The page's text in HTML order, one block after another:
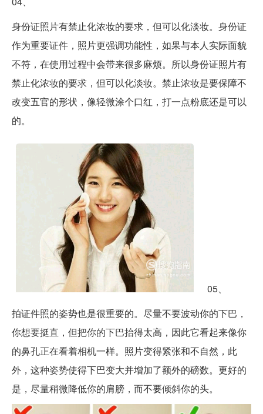
身份证照片有禁止化浓妆的要求，但可以化淡妆。身份证
作为重要证件，照片更强调功能性，如果与本人实际面貌
不符，在使用过程中会带来很多麻烦。所以身份证照片有
禁止化浓妆的要求，但可以化淡妆。禁止浓妆是要保障不
改变五官的形状，像轻微涂个口红，打一点粉底还是可以
的。
05、
拍证件照的姿势也是很重要的。尽量不要波动你的下巴，
你想要挺直，但把你的下巴抬得太高，因此它看起来像你
的鼻孔正在看着相机一样。照片变得紧张和不自然，此
外，这种姿势使得下巴变大并增加了额外的磅数。更好的
是，尽量稍微降低你的肩膀，而不要倾斜你的头。